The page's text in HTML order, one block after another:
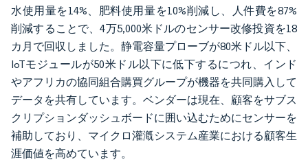
水使用量を14%、肥料使用量を10%削減し、人件費を87%
削減することで、4万5,000米ドルのセンサー改修投資を18
カ月で回収しました。静電容量プローブが80米ドル以下、
IoTモジュールが50米ドル以下に低下するにつれ、インド
やアフリカの協同組合購買グループが機器を共同購入して
データを共有しています。ベンダーは現在、顧客をサブス
クリプションダッシュボードに囲い込むためにセンサーを
補助しており、マイクロ灌漑システム産業における顧客生
涯価値を高めています。